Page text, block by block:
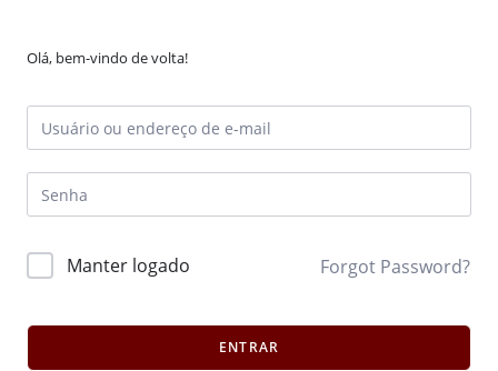
Olá, bem-vindo de volta!
Manter logado Forgot Password?
ENTRAR